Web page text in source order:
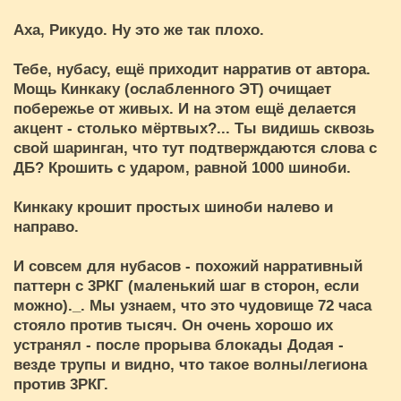
Аха, Рикудо. Ну это же так плохо.
Тебе, нубасу, ещё приходит нарратив от автора.
Мощь Кинкаку (ослабленного ЭТ) очищает
побережье от живых. И на этом ещё делается
акцент - столько мёртвых?... Ты видишь сквозь
свой шаринган, что тут подтверждаются слова с
ДБ? Крошить с ударом, равной 1000 шиноби.
Кинкаку крошит простых шиноби налево и
направо.
И совсем для нубасов - похожий нарративный
паттерн с 3РКГ (маленький шаг в сторон, если
можно)._. Мы узнаем, что это чудовище 72 часа
стояло против тысяч. Он очень хорошо их
устранял - после прорыва блокады Додая -
везде трупы и видно, что такое волны/легиона
против 3РКГ.